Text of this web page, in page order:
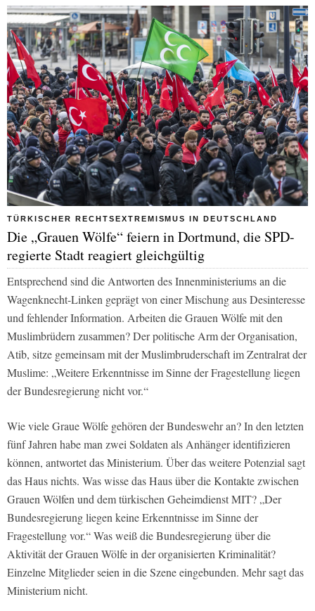
TÜRKISCHER RECHTSEXTREMISMUS IN DEUTSCHLAND
Die „Grauen Wölfe“ feiern in Dortmund, die SPD-
regierte Stadt reagiert gleichgültig
Entsprechend sind die Antworten des Innenministeriums an die
Wagenknecht-Linken geprägt von einer Mischung aus Desinteresse
und fehlender Information. Arbeiten die Grauen Wölfe mit den
Muslimbrüdern zusammen? Der politische Arm der Organisation,
Atib, sitze gemeinsam mit der Muslimbruderschaft im Zentralrat der
Muslime: „Weitere Erkenntnisse im Sinne der Fragestellung liegen
der Bundesregierung nicht vor.“
Wie viele Graue Wölfe gehören der Bundeswehr an? In den letzten
fünf Jahren habe man zwei Soldaten als Anhänger identifizieren
können, antwortet das Ministerium. Über das weitere Potenzial sagt
das Haus nichts. Was wisse das Haus über die Kontakte zwischen
Grauen Wölfen und dem türkischen Geheimdienst MIT? „Der
Bundesregierung liegen keine Erkenntnisse im Sinne der
Fragestellung vor.“ Was weiß die Bundesregierung über die
Aktivität der Grauen Wölfe in der organisierten Kriminalität?
Einzelne Mitglieder seien in die Szene eingebunden. Mehr sagt das
Ministerium nicht.